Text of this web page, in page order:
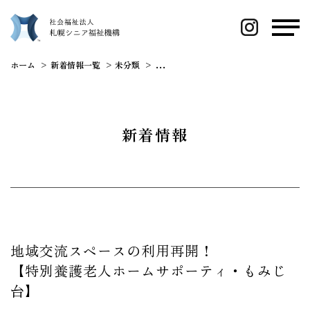
ホーム 新着情報一覧 未分類 地域交流スペースの利用再開！ 【特別
新着情報
地域交流スペースの利用再開！
【特別養護老人ホームサポーティ・もみじ
台】